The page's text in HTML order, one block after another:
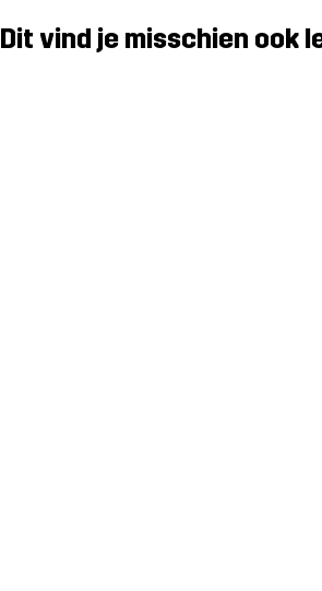
Dit vind je misschien ook